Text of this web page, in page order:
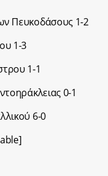
Πευκοδάσους 1-2
1-3
1-1
0-1
6-0